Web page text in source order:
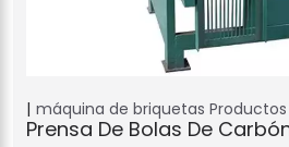
máquina de briquetas Productos
Prensa De Bolas De